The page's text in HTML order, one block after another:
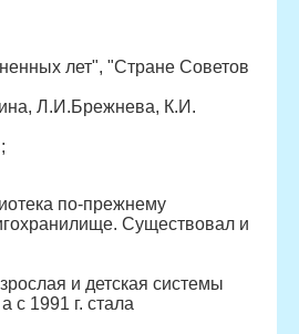
лет", "Стране Советов
Л.И.Брежнева, К.И.
по-прежнему
Существовал и
и детская системы
с 1991 г. стала